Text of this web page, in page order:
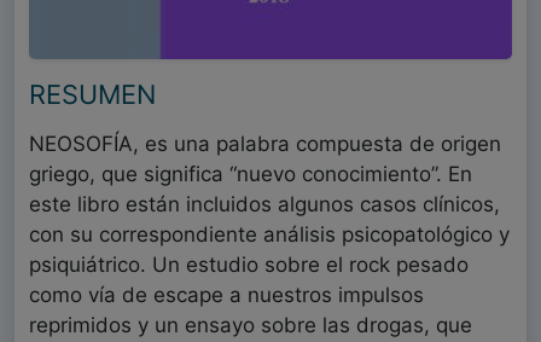
RESUMEN
NEOSOFÍA, es una palabra compuesta de origen
griego, que significa “nuevo conocimiento”. En
este libro están incluidos algunos casos clínicos,
con su correspondiente análisis psicopatológico y
psiquiátrico. Un estudio sobre el rock pesado
como vía de escape a nuestros impulsos
reprimidos y un ensayo sobre las drogas, que